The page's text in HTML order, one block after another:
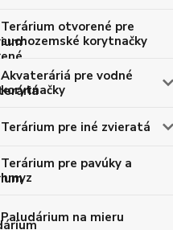
Terárium otvorené pre
suchozemské korytnačky
Akvateráriá pre vodné
korytnačky
Terárium pre iné zvieratá
Terárium pre pavúky a
hmyz
Paludárium na mieru